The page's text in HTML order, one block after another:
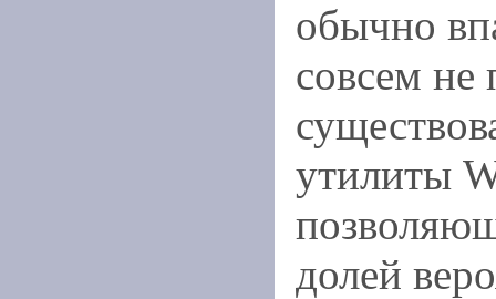
обычно
совсем не
утилиты
долей